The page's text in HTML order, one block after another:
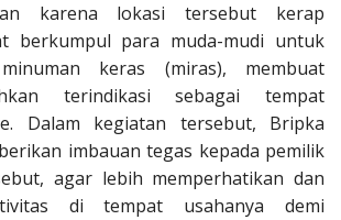
karena lokasi tersebut kerap
berkumpul para muda-mudi untuk
keras (miras), membuat
terindikasi sebagai tempat
Dalam kegiatan tersebut, Bripka
imbauan tegas kepada pemilik
agar lebih memperhatikan dan
di tempat usahanya demi